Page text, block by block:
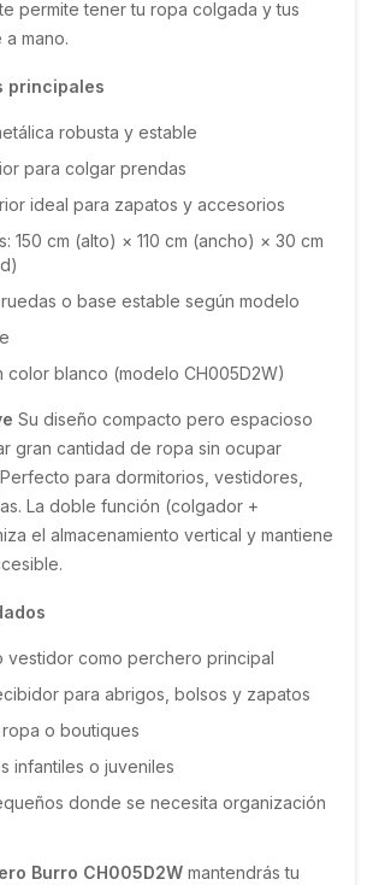
permite tener tu ropa colgada y tus
mano.
principales
robusta y estable
para colgar prendas
ideal para zapatos y accesorios
150 cm (alto) × 110 cm (ancho) × 30 cm
o base estable según modelo
color blanco (modelo CH005D2W)
Su diseño compacto pero espacioso
gran cantidad de ropa sin ocupar
para dormitorios, vestidores,
La doble función (colgador +
el almacenamiento vertical y mantiene
vestidor como perchero principal
para abrigos, bolsos y zapatos
o boutiques
infantiles o juveniles
donde se necesita organización
Burro CH005D2W mantendrás tu